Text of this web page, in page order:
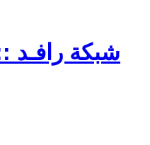
شبكة رافـد ::